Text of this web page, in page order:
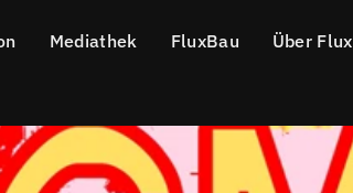
Mediathek FluxBau Über Flux